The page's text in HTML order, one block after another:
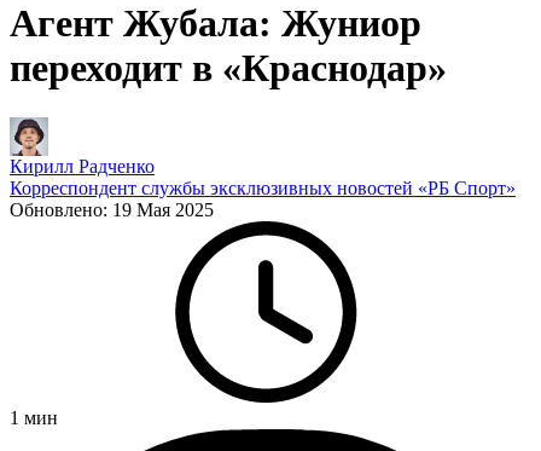
Агент Жубала: Жуниор
переходит в «Краснодар»
Кирилл Радченко
Корреспондент службы эксклюзивных новостей «РБ Спорт»
Обновлено: 19 Мая 2025
1 мин